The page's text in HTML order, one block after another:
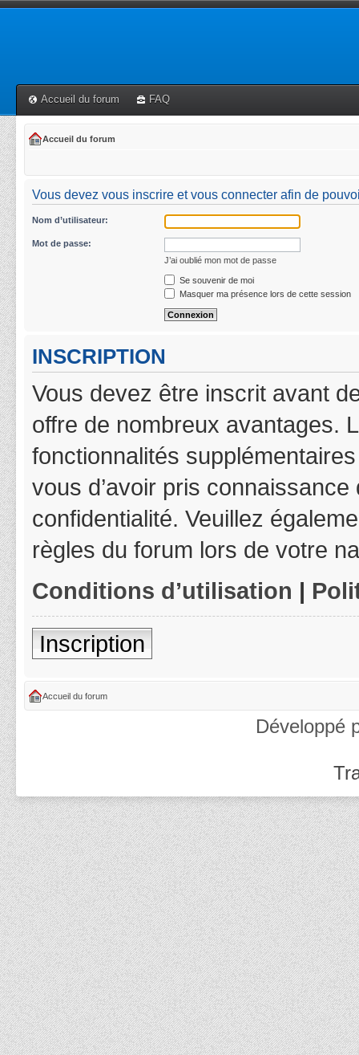
Accueil du forum FAQ
Accueil du forum
Vous devez vous inscrire et vous connecter afin de
Nom d’utilisateur:
Mot de passe:
J’ai oublié mon mot de passe
Se souvenir de moi
Masquer ma présence lors de cette session
INSCRIPTION
Vous devez être inscrit avant
offre de nombreux avantages.
fonctionnalités
vous d’avoir pris
confidentialité. Veuillez
règles du forum lors de votre
Conditions d’utilisation |
Inscription
Accueil du forum
Développé